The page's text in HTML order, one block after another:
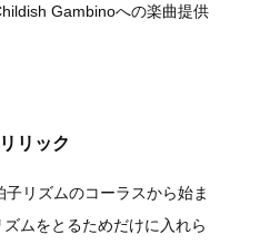
Gambinoへの楽曲提供
リック
リズムのコーラスから始ま
ムをとるためだけに入れら